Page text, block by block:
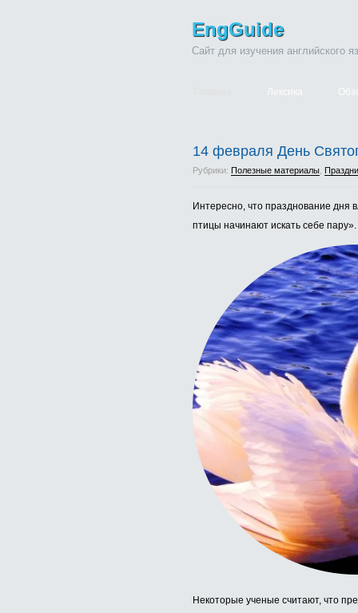
EngGuide
Сайт для изучения английского
Лексика
14 февраля День
Рубрики: Полезные материалы
Интересно, что празднование дня
птицы начинают искать себе пару».
Некоторые ученые считают, что